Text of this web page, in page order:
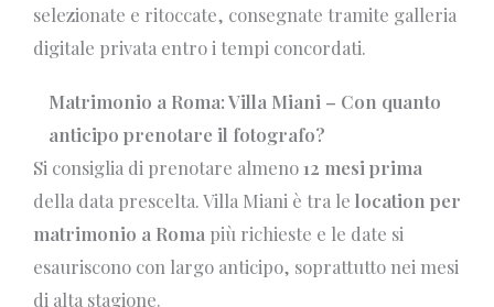
selezionate e ritoccate, consegnate tramite galleria
digitale privata entro i tempi concordati.
Matrimonio a Roma: Villa Miani – Con quanto
anticipo prenotare il fotografo?
Si consiglia di prenotare almeno12 mesi prima
della data prescelta. Villa Miani è tra le location per
matrimonio a Roma più richieste e le date si
esauriscono con largo anticipo, soprattutto nei mesi
di alta stagione.